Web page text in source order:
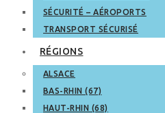
SÉCURITÉ – AÉROPORTS
TRANSPORT SÉCURISÉ
RÉGIONS
ALSACE
BAS-RHIN (67)
HAUT-RHIN (68)